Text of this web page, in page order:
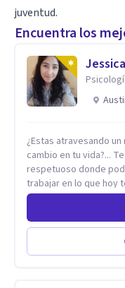
juventud.
Encuentra los
¿Estas atravesando
cambio en tu vida?...
respetuoso donde
trabajar en lo que hoy te
Trastornos de
profesional he
distintas
Autoestima, Gestión
Codependencia,